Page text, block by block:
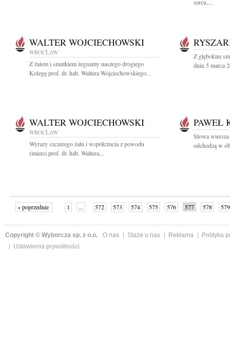
sercu,...
WALTER WOJCIECHOWSKI
WROCŁAW
Z żalem i smutkiem żegnamy naszego drogiego
Kolegę prof. dr. hab. Waltera Wojciechowskiego...
Z głębokim
dniu 5 marca
WALTER WOJCIECHOWSKI
WROCŁAW
Wyrazy szczerego żalu i współczucia z powodu
śmierci prof. dr. hab. Waltera...
PAWEŁ
Słowa
odchodzą w
« poprzednie 1 ... 572 573 574 575 576 577 578
579
Copyright © Wyborcza sp. z o.o. O nas Staże u nas Reklama
Polityka
Ustawienia prywatności